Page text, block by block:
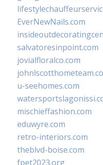
EverNewNails.com
salvatoresinpoint.com
jovialfloralco.com
u-seehomes.com
mischieffashion.com
eduwyre.com
retro-interiors.com
theblvd-boise.com
fpet2023.org